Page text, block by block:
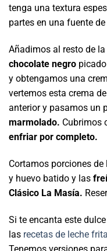
tenga una textura
partes en una fuente
Añadimos al resto de
chocolate negro
y obtengamos una
vertemos esta crema
anterior y pasamos un
marmolado. Cubrimos
enfriar por completo.
Cortamos porciones
y huevo batido y las
Clásico La Masía.
Si te encanta este
las recetas de leche frita
Tenemos versiones